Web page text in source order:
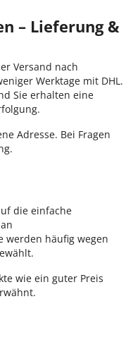
– Lieferung &
Versand nach
Werktage mit DHL.
Sie erhalten eine
Adresse. Bei Fragen
die einfache
werden häufig wegen
wie ein guter Preis